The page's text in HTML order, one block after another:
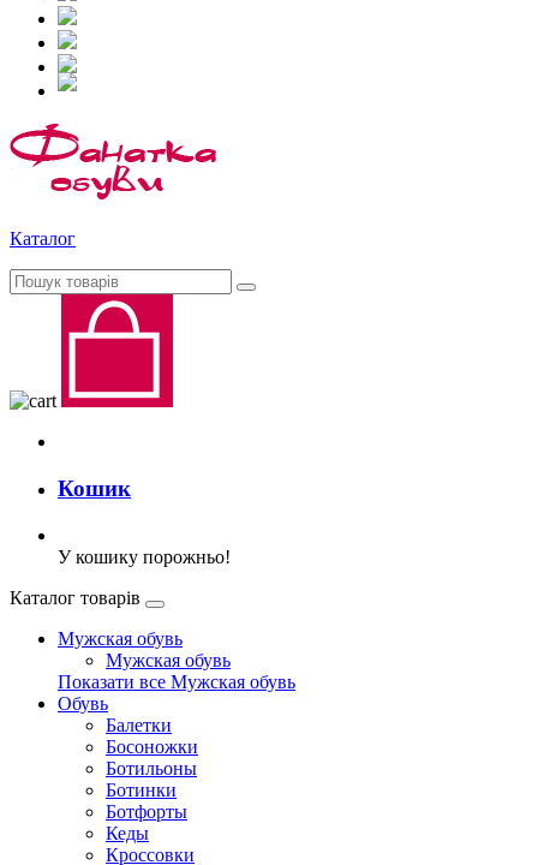
Каталог
Кошик
У кошику порожньо!
Каталог товарів
Мужская обувь
Мужская обувь
Показати все Мужская обувь
Обувь
Балетки
Босоножки
Ботильоны
Ботинки
Ботфорты
Кеды
Кроссовки